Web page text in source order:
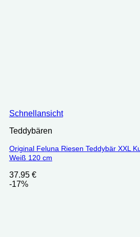
Schnellansicht
Teddybären
Original Feluna Riesen Teddybär XXL
Weiß 120 cm
37.95 €
-17%